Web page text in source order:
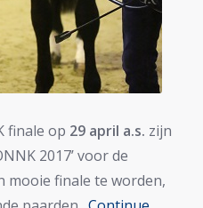
finale op 29 april a.s. zijn
2017’ voor de
mooie finale te worden,